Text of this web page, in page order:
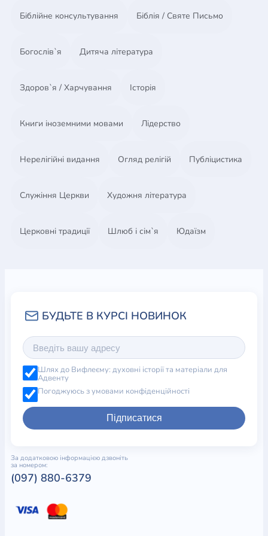
Православної Церкви Київського Патріархату.
Біблійне консультування Біблія / Святе Письмо
Богослів`я Дитяча література
Здоров`я / Харчування Історія
Книги іноземними мовами Лідерство
Нерелігійні видання Огляд релігій Публіцистика
Служіння Церкви Художня література
Церковні традиції Шлюб і сім`я Юдаїзм
Шлях до Вифлеєму: духовні історії та матеріали для
Адвенту
Погоджуюсь з умовами конфіденційності
Підписатися
За додатковою інформацією дзвоніть
за номером:
(097) 880-6379